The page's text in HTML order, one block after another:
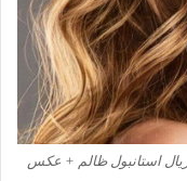
استانبول ظالم + عکس